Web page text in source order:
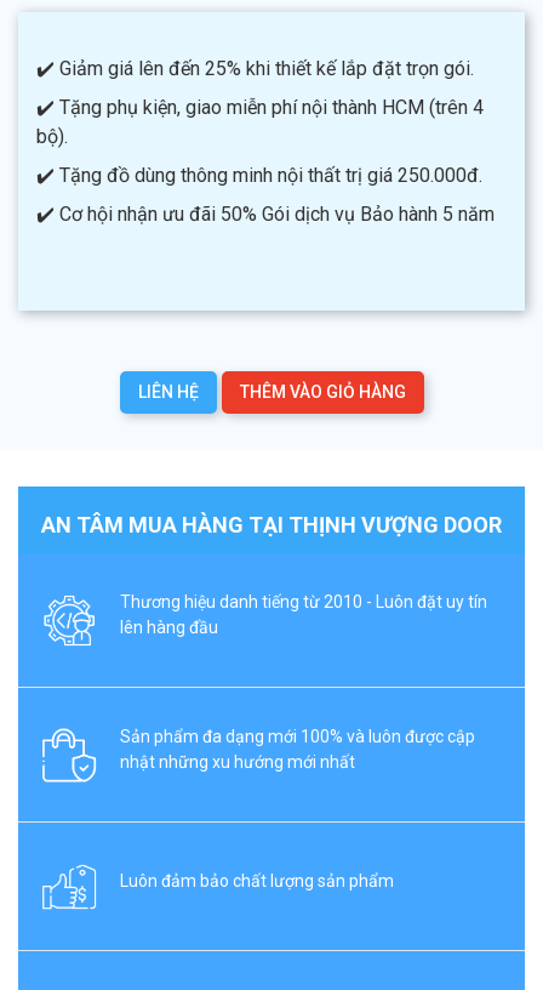
✔️ Giảm giá lên đến 25% khi thiết kế lắp đặt trọn gói.
✔️ Tặng phụ kiện, giao miễn phí nội thành HCM (trên 4
bộ).
✔️ Tặng đồ dùng thông minh nội thất trị giá 250.000đ.
✔️ Cơ hội nhận ưu đãi 50% Gói dịch vụ Bảo hành 5 năm
LIÊN HỆ THÊM VÀO GIỎ HÀNG
AN TÂM MUA HÀNG TẠI THỊNH VƯỢNG DOOR
Thương hiệu danh tiếng từ 2010 - Luôn đặt uy tín
lên hàng đầu
Sản phẩm đa dạng mới 100% và luôn được cập
nhật những xu hướng mới nhất
Luôn đảm bảo chất lượng sản phẩm